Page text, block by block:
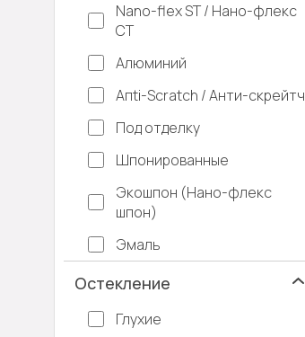
Nano-flex ST / Нано-флекс
СТ
Алюминий
Апti-Sсrаtсh / Анти-скрейтч
Под отделку
Шпонированные
Экошпон (Нано-флекс
шпон)
Эмаль
Остекление
Глухие